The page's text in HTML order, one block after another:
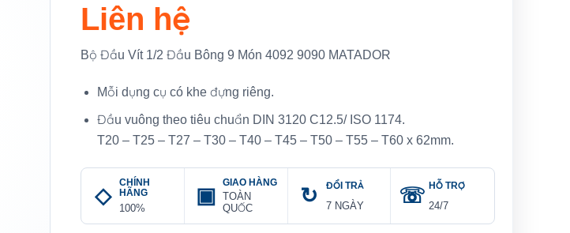
Liên hệ
Bộ Đầu Vít 1/2 Đầu Bông 9 Món 4092 9090 MATADOR
Mỗi dụng cụ có khe đựng riêng.
Đầu vuông theo tiêu chuẩn DIN 3120 C12.5/ ISO 1174.
T20 – T25 – T27 – T30 – T40 – T45 – T50 – T55 – T60 x 62mm.
CHÍNH
HÃNG
100%
GIAO HÀNG
TOÀN
QUỐC
ĐỔI TRẢ
7 NGÀY
HỖ TRỢ
24/7